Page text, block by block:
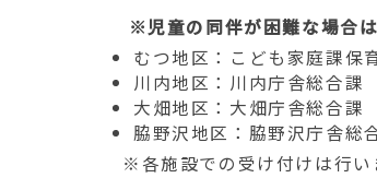
※児童の同伴が困難な場合
むつ地区：こども家庭課保
川内地区：川内庁舎総合課
大畑地区：大畑庁舎総合課
脇野沢地区：脇野沢庁舎総
※各施設での受け付けは行い